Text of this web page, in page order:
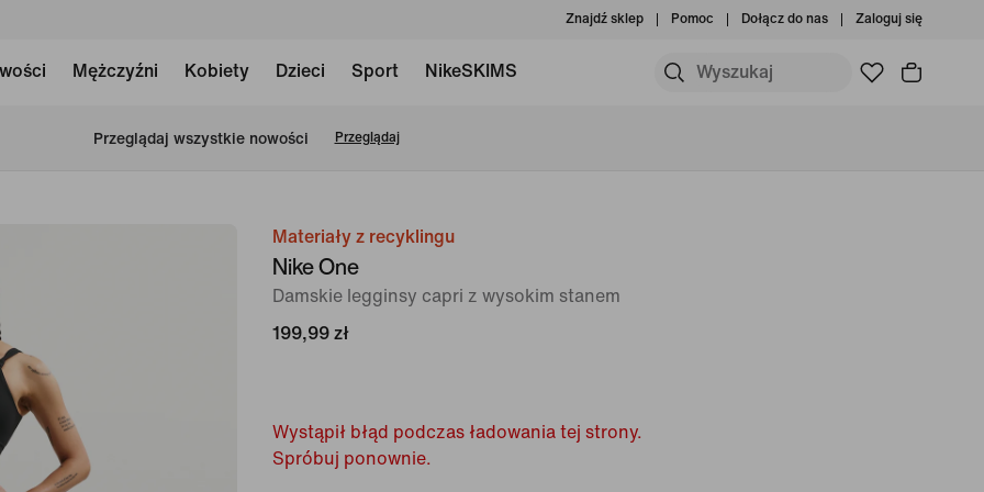
Znajdź sklep Pomoc Dołącz do nas Zaloguj się
Mężczyźni Kobiety Dzieci Sport NikeSKIMS
Przeglądaj wszystkie nowości Przeglądaj
obrazMateriały z recyklingu
Nike One
Damskie legginsy capri z wysokim stanem
199,99 zł
Wystąpił błąd podczas ładowania tej strony.
Spróbuj ponownie.